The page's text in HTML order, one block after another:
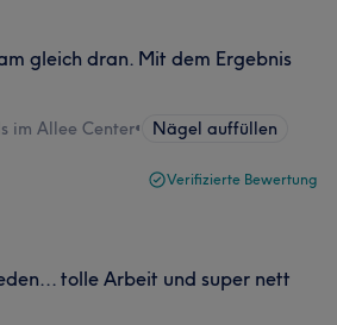
gleich dran. Mit dem Ergebnis
im Allee Center• Nägel auffüllen
Verifizierte Bewertung
tolle Arbeit und super nett